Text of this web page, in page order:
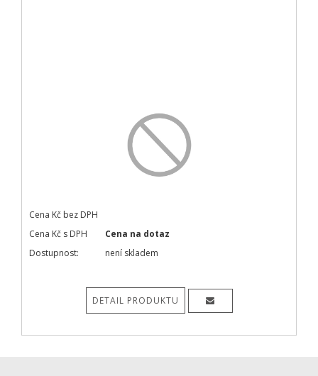
Cena Kč bez DPH
Cena Kč s DPH
Cena na dotaz
Dostupnost:
není skladem
DETAIL PRODUKTU